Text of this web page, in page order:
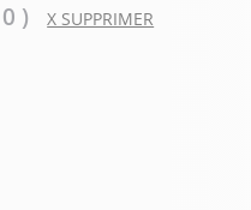
0 ) X SUPPRIMER